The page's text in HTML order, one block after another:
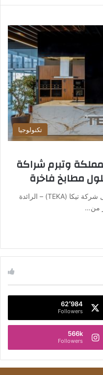
تكنولوجيا
وتبرم شراكة
مطابخ فاخرة
جدة، البوابة السعودية الاخبارية – تواصل شركة تيكا (TEKA) – الرائدة
من…
62٬984
Followers
566k
Followers